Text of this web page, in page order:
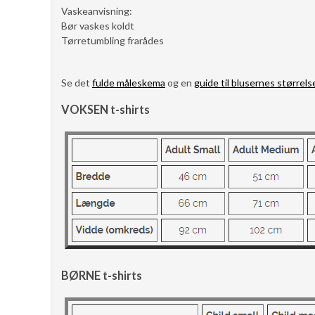
Vaskeanvisning:
Bør vaskes koldt
Tørretumbling frarådes
Se det fulde måleskema og en guide til blusernes
VOKSEN t-shirts
BØRNE t-shirts